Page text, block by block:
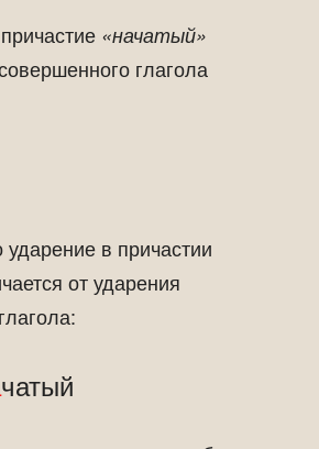
«начатый»
глагола
ударение в причастии
от ударения
чатый